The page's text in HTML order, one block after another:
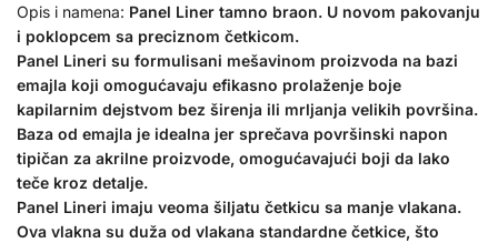
Opis i namena: Panel Liner tamno braon. U novom pakovanju
i poklopcem sa preciznom četkicom.
Panel Lineri su formulisani mešavinom proizvoda na bazi
emajla koji omogućavaju efikasno prolaženje boje
kapilarnim dejstvom bez širenja ili mrljanja velikih površina.
Baza od emajla je idealna jer sprečava površinski napon
tipičan za akrilne proizvode, omogućavajući boji da lako
teče kroz detalje.
Panel Lineri imaju veoma šiljatu četkicu sa manje vlakana.
Ova vlakna su duža od vlakana standardne četkice, što